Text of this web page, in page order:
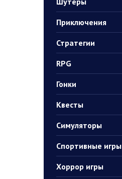
Приключения
Стратегии
RPG
Гонки
Квесты
Симуляторы
Спортивные игры
Хоррор игры